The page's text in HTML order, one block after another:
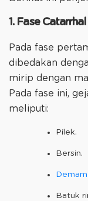
1. Fase Catarrhal
Pada fase
dibedakan
mirip dengan
Pada fase ini,
meliputi:
Pilek.
Bersin.
Batuk